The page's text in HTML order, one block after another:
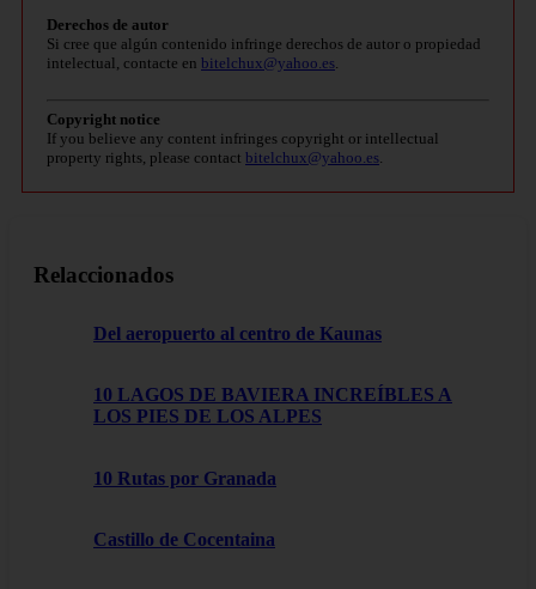
Derechos de autor
Si cree que algún contenido infringe derechos de autor o propiedad
intelectual, contacte en bitelchux@yahoo.es
Copyright notice
If you believe any content infringes copyright or intellectual
property rights, please contact bitelchux@yahoo.es
Relaccionados
Del aeropuerto al centro de Kaunas
10 LAGOS DE BAVIERA INCREÍBLES A
LOS PIES DE LOS ALPES
10 Rutas por Granada
Castillo de Cocentaina